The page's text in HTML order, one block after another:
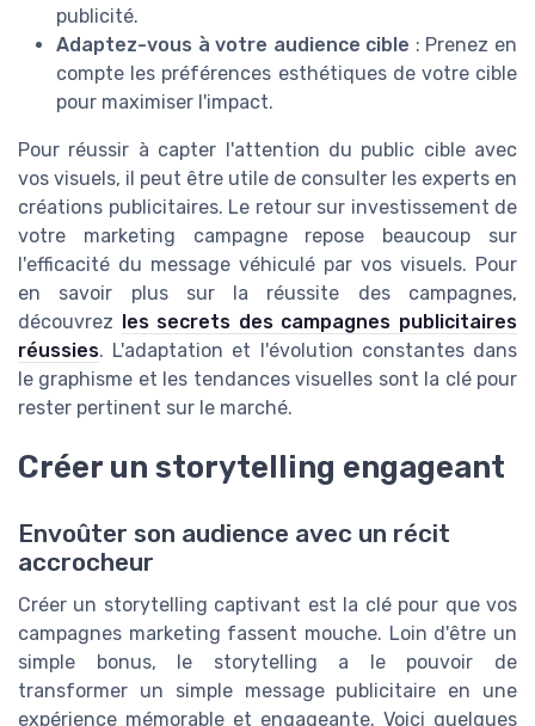
publicité.
Adaptez-vous à votre audience cible : Prenez en
compte les préférences esthétiques de votre cible
pour maximiser l'impact.
Pour réussir à capter l'attention du public cible avec
vos visuels, il peut être utile de consulter les experts en
créations publicitaires. Le retour sur investissement de
votre marketing campagne repose beaucoup sur
l'efficacité du message véhiculé par vos visuels. Pour
en savoir plus sur la réussite des campagnes,
découvrez les secrets des campagnes publicitaires
réussies. L'adaptation et l'évolution constantes dans
le graphisme et les tendances visuelles sont la clé pour
rester pertinent sur le marché.
Créer un storytelling engageant
Envoûter son audience avec un récit
accrocheur
Créer un storytelling captivant est la clé pour que vos
campagnes marketing fassent mouche. Loin d'être un
simple bonus, le storytelling a le pouvoir de
transformer un simple message publicitaire en une
expérience mémorable et engageante. Voici quelques